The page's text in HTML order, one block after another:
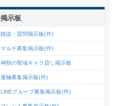
掲示板
雑談・質問掲示板(件)
マルチ募集掲示板(件)
神獣の聖域キャラ貸し掲示板
運極募集掲示板(件)
LINEグループ募集掲示板(件)